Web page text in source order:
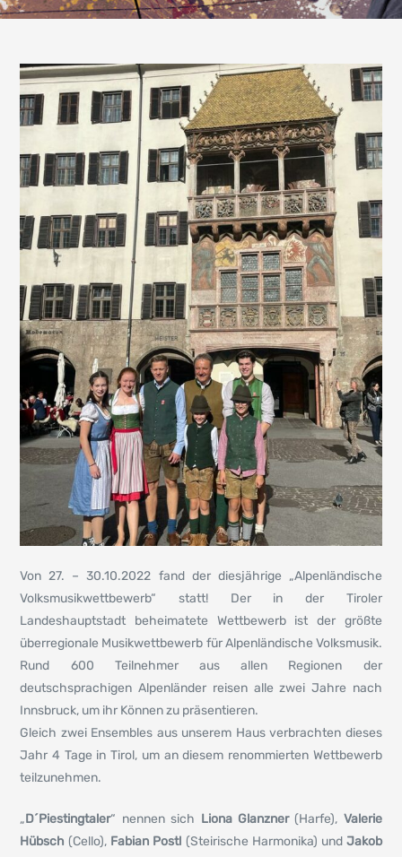
Von 27. – 30.10.2022 fand der diesjährige „Alpenländische
Volksmusikwettbewerb“ statt! Der in der Tiroler
Landeshauptstadt beheimatete Wettbewerb ist der größte
überregionale Musikwettbewerb für Alpenländische Volksmusik.
Rund 600 Teilnehmer aus allen Regionen der
deutschsprachigen Alpenländer reisen alle zwei Jahre nach
Innsbruck, um ihr Können zu präsentieren.
Gleich zwei Ensembles aus unserem Haus verbrachten dieses
Jahr 4 Tage in Tirol, um an diesem renommierten Wettbewerb
teilzunehmen.
„D´Piestingtaler“ nennen sich Liona Glanzner(Harfe), Valerie
Hübsch (Cello), Fabian Postl (Steirische Harmonika) und Jakob